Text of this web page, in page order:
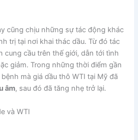
cũng chịu những sự tác động khác
trị tại nơi khai thác dầu. Từ đó tác
cung cầu trên thế giới, dẫn tới tình
giảm. Trong những thời điểm gần
mà giá dầu thô WTI tại Mỹ đã
âm, sau đó đã tăng nhẹ trở lại.